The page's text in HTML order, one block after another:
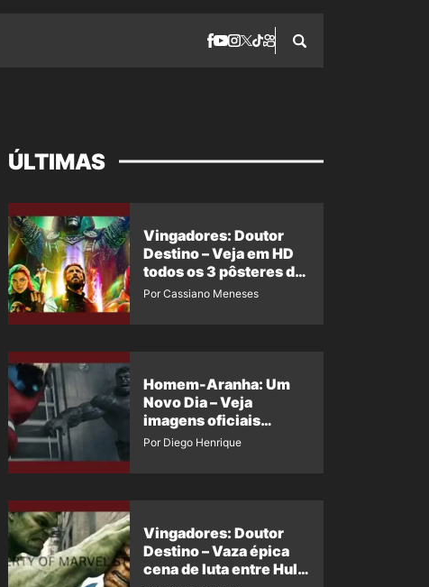
ÚLTIMAS
Vingadores: Doutor
Destino – Veja em HD
todos os 3 pôsteres de
‘Doomsday’ + 1 imagem
Por Cassiano Meneses
Homem-Aranha: Um
Novo Dia – Veja
imagens oficiais
descartadas do Hulk
Por Diego Henrique
Vingadores: Doutor
Destino – Vaza épica
cena de luta entre Hulk